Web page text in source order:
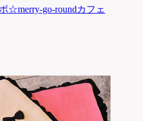
☆merry-go-roundカフェ